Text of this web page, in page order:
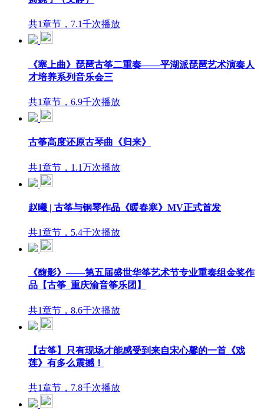
共1章节，7.1千次播放
《塞上曲》琵琶古筝二重奏——平湖派琵琶艺术演奏人
才培养系列音乐会三
共1章节，6.9千次播放
古筝高度还原古琴曲《归来》
共1章节，1.1万次播放
赵曦 | 古筝与钢琴作品《暖春寒》MV正式首发
共1章节，5.4千次播放
《馥影》——第五届盛世华筝艺术节专业重奏组金奖作
品【古筝_重庆渝音筝乐团】
共1章节，8.6千次播放
【古筝】只有现场才能感受到来自宋心馨的一首《戏
莲》有多么震撼！
共1章节，7.8千次播放